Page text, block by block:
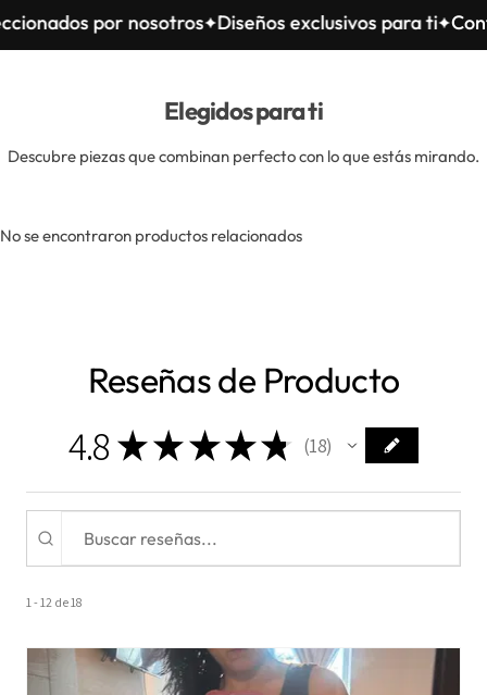
por nosotros Diseños exclusivos para ti
Elegidos para ti
Descubre piezas que combinan perfecto con lo que estás mirando.
No se encontraron productos relacionados
Reseñas de Producto
4.8 ★ ★★★★ 18
18
1 - 12 de 18